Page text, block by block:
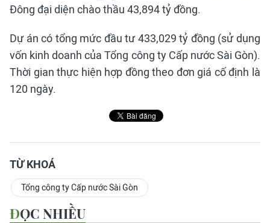
Đông đại diện chào thầu 43,894 tỷ đồng.
Dự án có tổng mức đầu tư 433,029 tỷ đồng (sử dụng
vốn kinh doanh của Tổng công ty Cấp nước Sài Gòn).
Thời gian thực hiện hợp đồng theo đơn giá cố định là
120 ngày.
TỪ KHOÁ
Tổng công ty Cấp nước Sài Gòn
ĐỌC NHIỀU